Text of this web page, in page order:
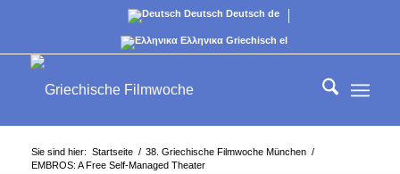
Deutsch Deutsch de
Ελληνικα Griechisch el
Sie sind hier: Startseite / 38. Griechische Filmwoche München /
EMBROS: A Free Self-Managed Theater